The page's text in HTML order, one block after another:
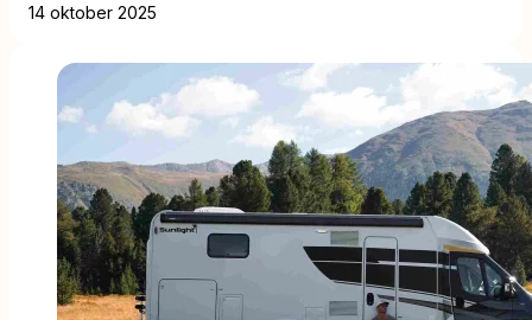
14 oktober 2025